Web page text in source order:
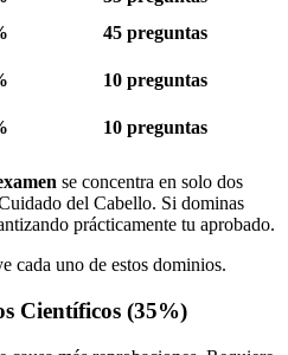
45 preguntas
10 preguntas
10 preguntas
se concentra en solo dos
del Cabello. Si dominas
prácticamente tu aprobado.
cada uno de estos dominios.
Científicos (35%)